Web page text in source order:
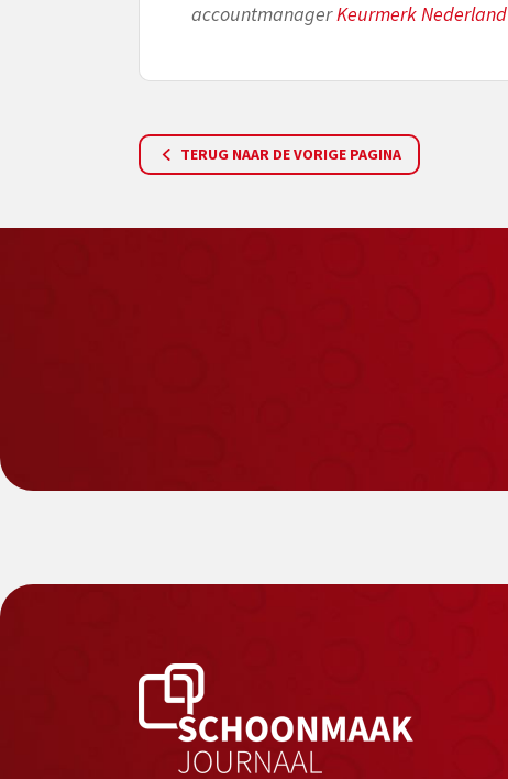
accountmanagerKeurmerk Nederland
TERUG NAAR DE VORIGE PAGINA